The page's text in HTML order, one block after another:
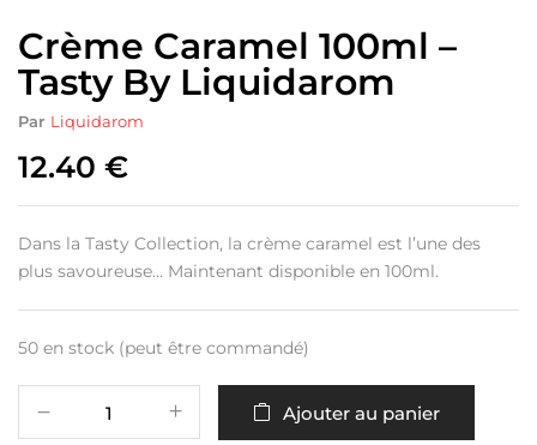
Crème Caramel 100ml –
Tasty By Liquidarom
Par Liquidarom
12.40 €
Dans la Tasty Collection, la crème caramel est l’une des
plus savoureuse… Maintenant disponible en 100ml.
50 en stock (peut être commandé)
Ajouter au panier